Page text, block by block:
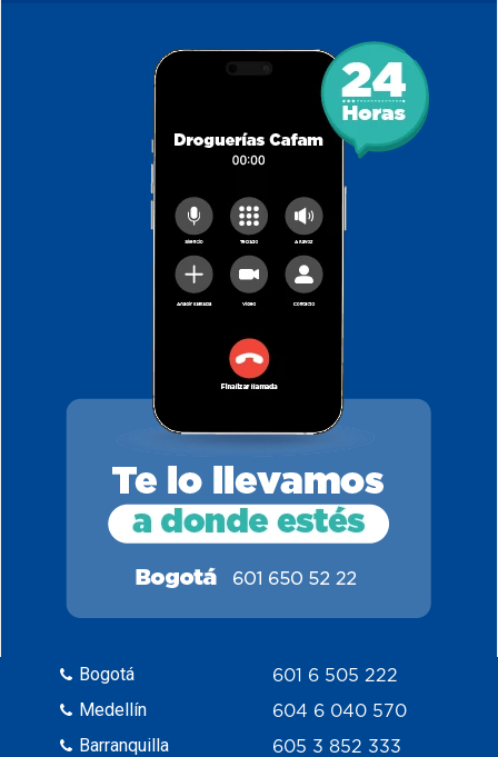
Bogotá
Medellín
Barranquilla
601 6 505 222
604 6 040 570
605 3 852 333